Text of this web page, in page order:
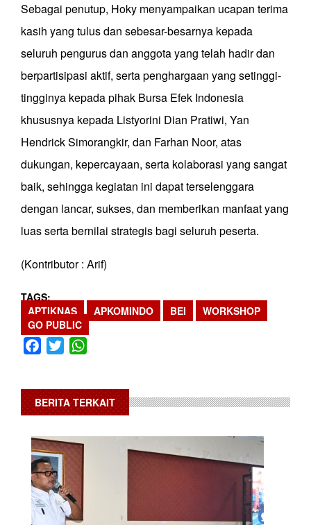
Sebagai penutup, Hoky menyampaikan ucapan terima
kasih yang tulus dan sebesar-besarnya kepada
seluruh pengurus dan anggota yang telah hadir dan
berpartisipasi aktif, serta penghargaan yang setinggi-
tingginya kepada pihak Bursa Efek Indonesia
khususnya kepada Listyorini Dian Pratiwi, Yan
Hendrick Simorangkir, dan Farhan Noor, atas
dukungan, kepercayaan, serta kolaborasi yang sangat
baik, sehingga kegiatan ini dapat terselenggara
dengan lancar, sukses, dan memberikan manfaat yang
luas serta bernilai strategis bagi seluruh peserta.
(Kontributor : Arif)
TAGS
APTIKNAS
APKOMINDO BEI
WORKSHOP
GO PUBLIC
Facebook
Twitter
BERITA TERKAIT